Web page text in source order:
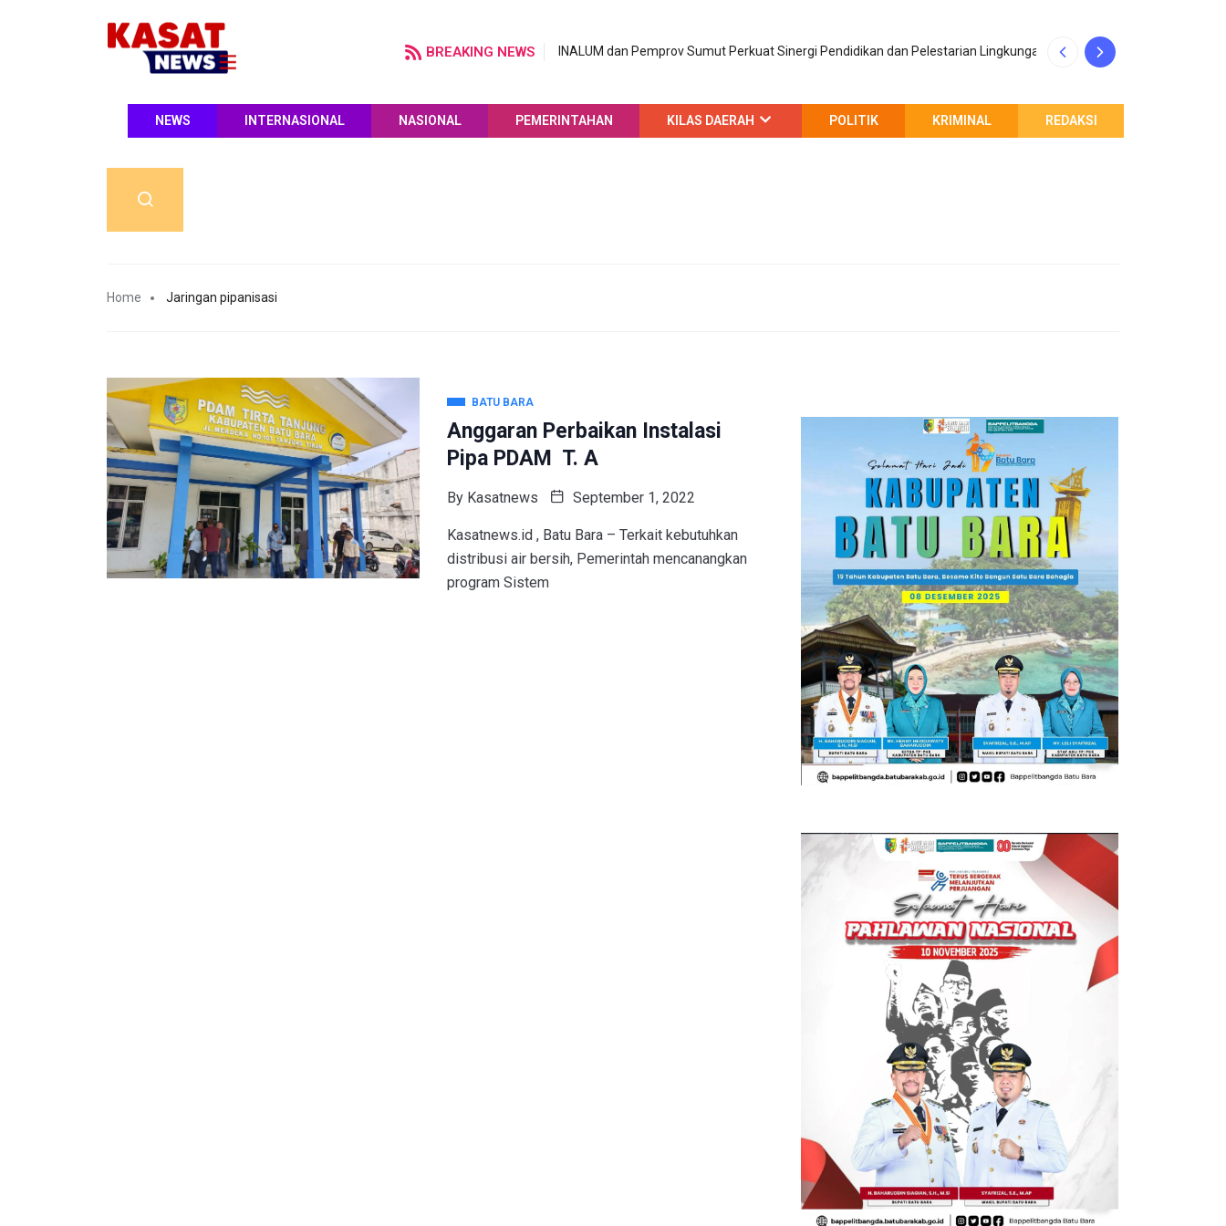
BREAKING NEWS INALUM dan Pemprov Sumut Perkuat Sinergi Pendidikan dan Pelestarian Lingkungan
NEWS INTERNASIONAL NASIONAL PEMERINTAHAN KILAS DAERAH POLITIK KRIMINAL REDAKSI
Home Jaringan pipanisasi
BATU BARA
Anggaran Perbaikan Instalasi
Pipa PDAM T. A
By Kasatnews September 1, 2022
Kasatnews.id , Batu Bara – Terkait kebutuhkan
distribusi air bersih, Pemerintah mencanangkan
program Sistem